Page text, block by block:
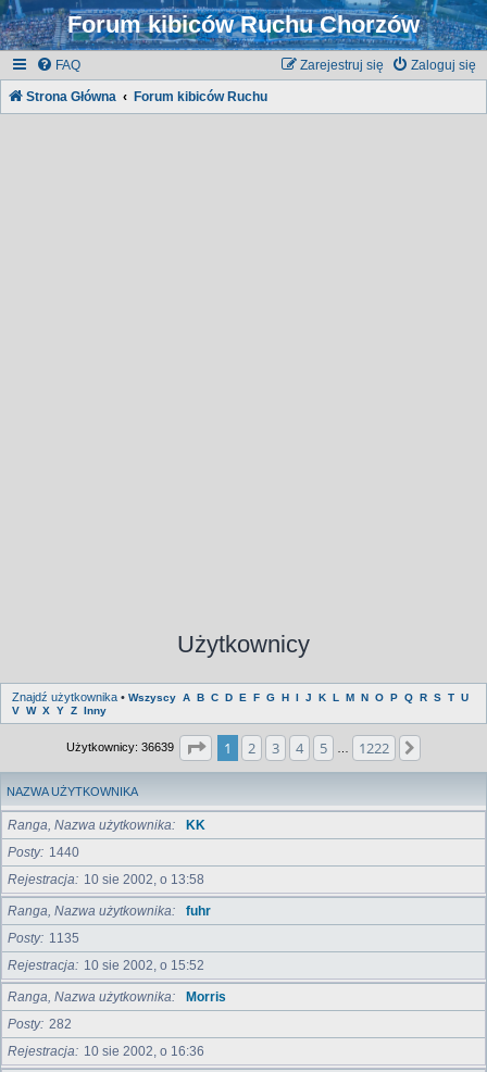
Forum kibiców Ruchu Chorzów
FAQ Zaloguj się
Zarejestruj się
Strona Główna Forum kibiców Ruchu
Użytkownicy
Znajdź użytkownika • Wszyscy A B C D E F G H I J K L M N O P Q R S T U
V W X Y Z Inny
Użytkownicy: 36639 Strona1 z1222
1 2 3 4 5 1222
NAZWA UŻYTKOWNIKA
Ranga, Nazwa użytkownika
KK
Posty
1440
Rejestracja
10 sie 2002, o 13:58
Ranga, Nazwa użytkownika
fuhr
Posty
1135
Rejestracja
10 sie 2002, o 15:52
Ranga, Nazwa użytkownika
Morris
Posty 282
Rejestracja
10 sie 2002, o 16:36